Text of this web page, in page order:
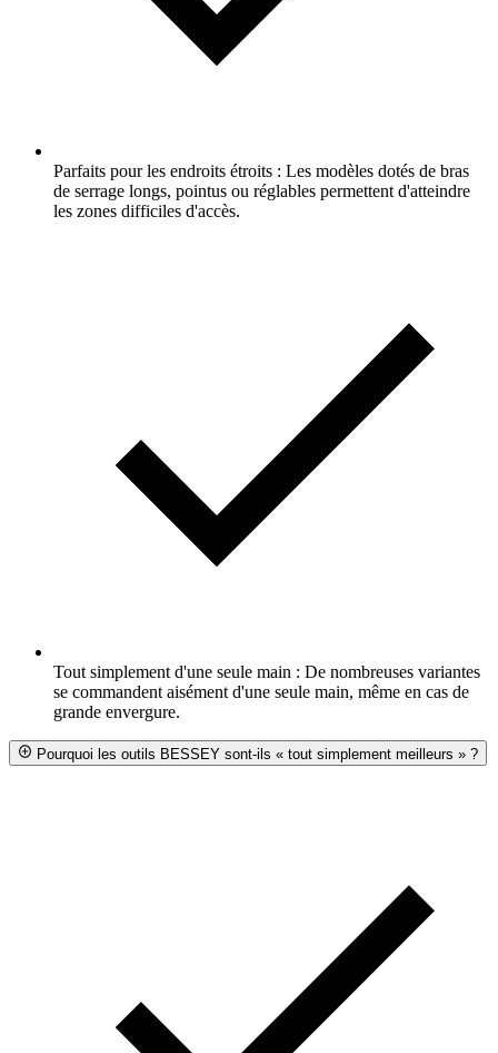
Parfaits pour les endroits étroits : Les modèles dotés de bras
de serrage longs, pointus ou réglables permettent d'atteindre
les zones difficiles d'accès.
Tout simplement d'une seule main : De nombreuses variantes
se commandent aisément d'une seule main, même en cas de
grande envergure.
Pourquoi les outils BESSEY sont-ils « tout simplement meilleurs » ?